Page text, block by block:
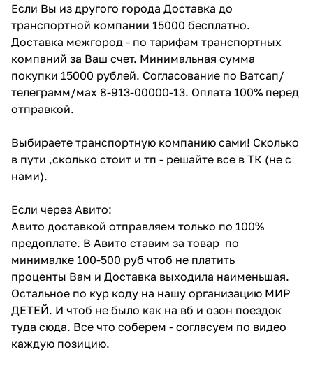
Если Вы из другого города Доставка до
транспортной компании 15000 бесплатно.
Доставка межгород - по тарифам транспортных
компаний за Ваш счет. Минимальная сумма
покупки 15000 рублей. Согласование по Ватсап/
телеграмм/мах 8-913-00000-13. Оплата 100% перед
отправкой.
Выбираете транспортную компанию сами! Сколько
в пути ,сколько стоит и тп - решайте все в ТК (не с
нами).
Если через Авито:
Авито доставкой отправляем только по 100%
предоплате. В Авито ставим за товар по
минималке 100-500 руб чтоб не платить
проценты Вам и Доставка выходила наименьшая.
Остальное по кур коду на нашу организацию МИР
ДЕТЕЙ. И чтоб не было как на вб и озон поездок
туда сюда. Все что соберем - согласуем по видео
каждую позицию.